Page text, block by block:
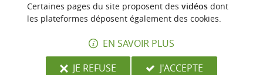
Certaines pages du site proposent des vidéosdont
les plateformes déposent également des cookies.
EN SAVOIR PLUS
JE REFUSE
J'ACCEPTE